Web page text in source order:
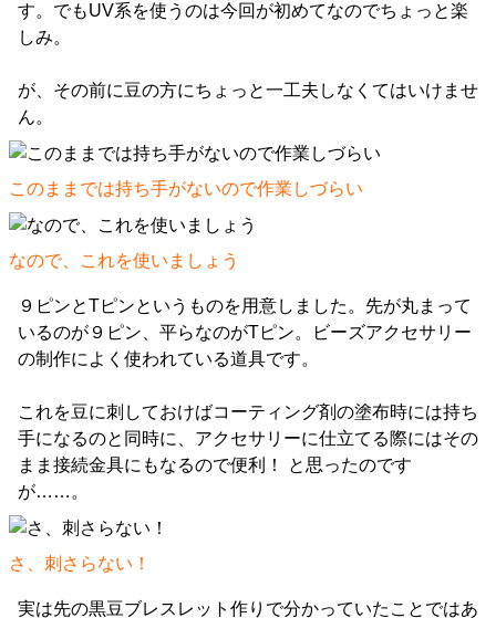
す。でもUV系を使うのは今回が初めてなのでちょっと楽
しみ。
が、その前に豆の方にちょっと一工夫しなくてはいけませ
ん。
このままでは持ち手がないので作業しづらい
なので、これを使いましょう
９ピンとTピンというものを用意しました。先が丸まって
いるのが９ピン、平らなのがTピン。ビーズアクセサリー
の制作によく使われている道具です。
これを豆に刺しておけばコーティング剤の塗布時には持ち
手になるのと同時に、アクセサリーに仕立てる際にはその
まま接続金具にもなるので便利！ と思ったのです
が……。
さ、刺さらない！
実は先の黒豆ブレスレット作りで分かっていたことではあ